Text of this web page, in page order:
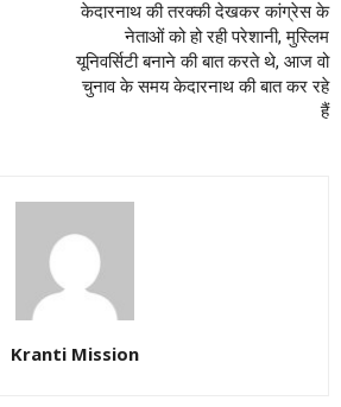
केदारनाथ की तरक्की देखकर कांग्रेस के
नेताओं को हो रही परेशानी, मुस्लिम
यूनिवर्सिटी बनाने की बात करते थे, आज वो
चुनाव के समय केदारनाथ की बात कर रहे
हैं
Kranti Mission